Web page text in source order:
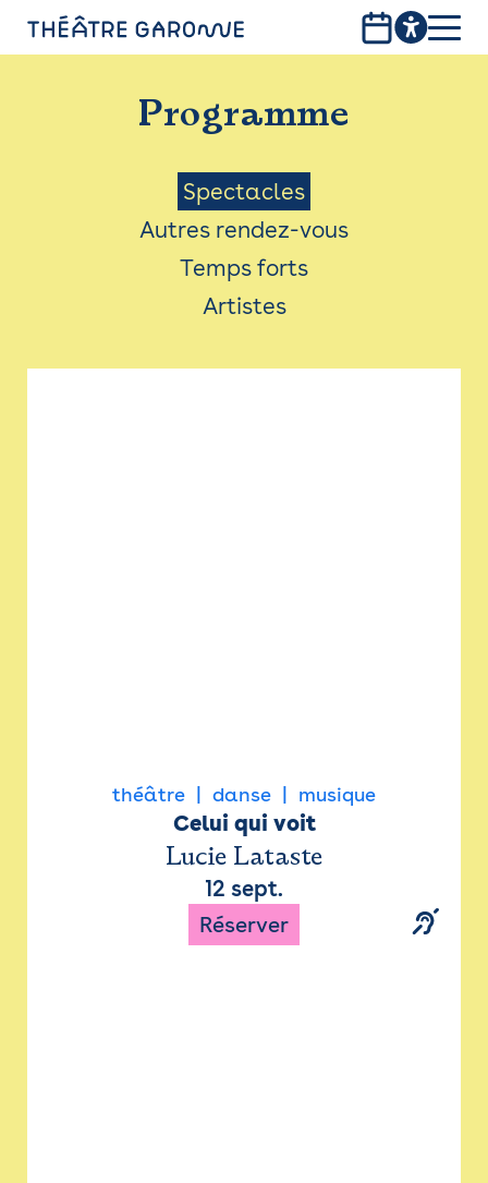
PROGRAMME
INFOS PRATIQUES
AVEC LES PUBLICS
ACCESSIBILITÉ
LES PRODUCTIONS
Programme
Menu
Saison
Spectacles
Autres rendez-vous
Temps forts
Artistes
théâtre danse musique
Celui qui voit
Lucie Lataste
12 sept.
Réserver